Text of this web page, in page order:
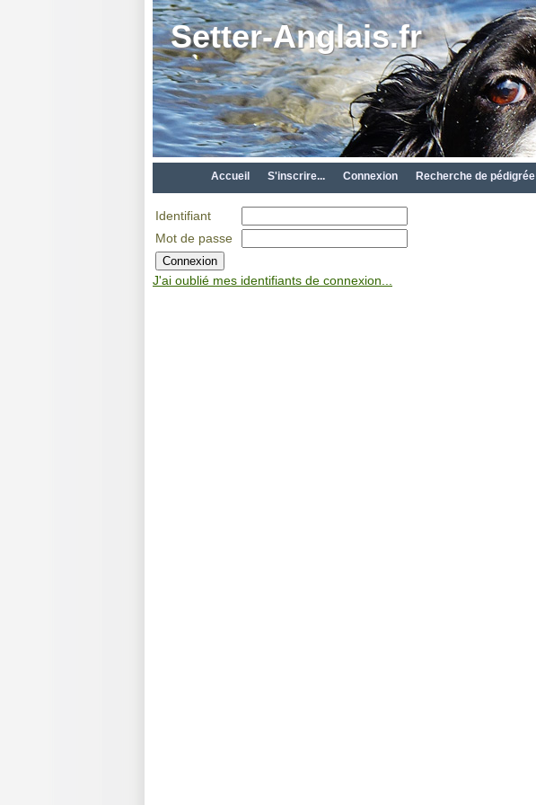
Setter-Anglais.fr
Accueil S'inscrire... Connexion Recherche de pédigrée
Identifiant
Mot de passe
J'ai oublié mes identifiants de connexion...